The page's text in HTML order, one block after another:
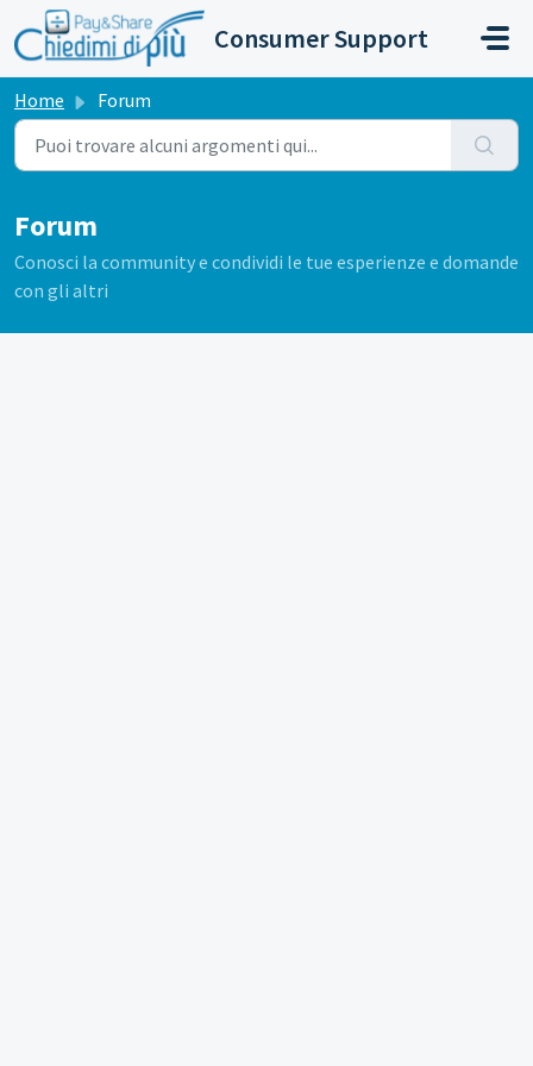
Salta al contenuto principale
Consumer Support
Home Forum
Forum
Conosci la community e condividi le tue esperienze e domande
con gli altri